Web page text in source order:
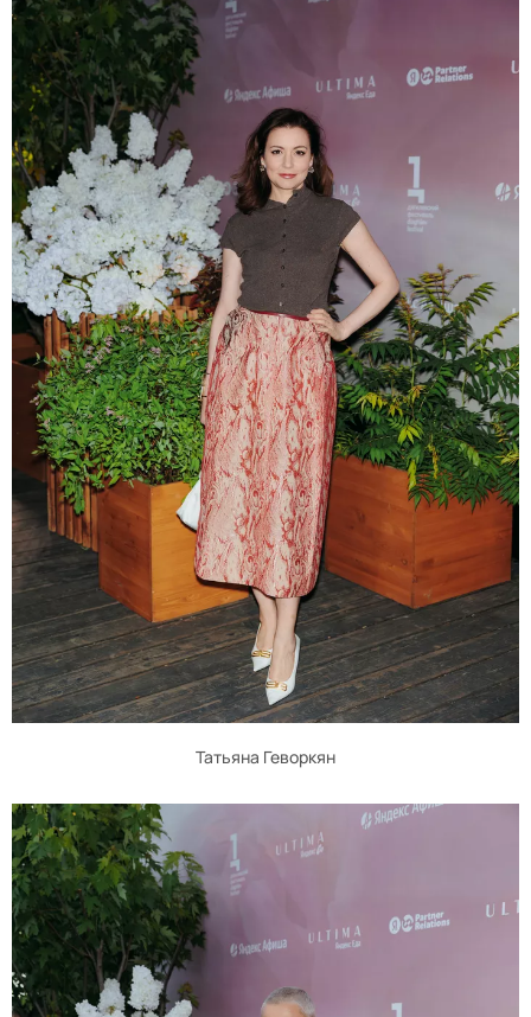
Татьяна Геворкян